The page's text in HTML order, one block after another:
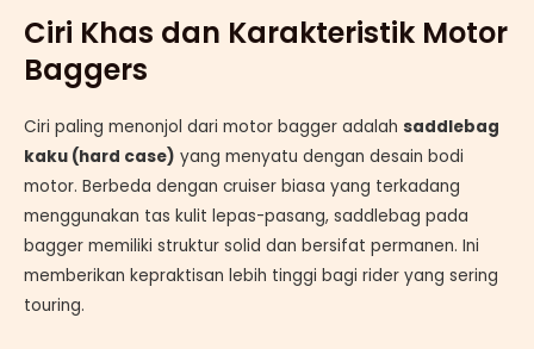
Ciri Khas dan Karakteristik Motor
Baggers
Ciri paling menonjol dari motor bagger adalah saddlebag
kaku (hard case) yang menyatu dengan desain bodi
motor. Berbeda dengan cruiser biasa yang terkadang
menggunakan tas kulit lepas-pasang, saddlebag pada
bagger memiliki struktur solid dan bersifat permanen. Ini
memberikan kepraktisan lebih tinggi bagi rider yang sering
touring.